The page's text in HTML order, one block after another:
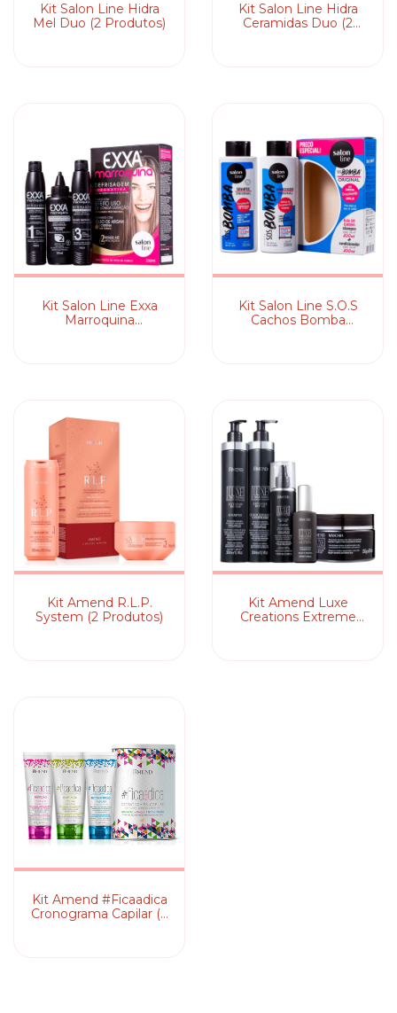
Kit Salon Line Hidra
Mel Duo (2 Produtos)
Kit Salon Line Hidra
Ceramidas Duo (2
Kit Salon Line Exxa
Marroquina
Kit Salon Line S.O.S
Cachos Bomba
Kit Amend R.L.P.
System (2 Produtos)
Kit Amend Luxe
Creations Extreme
Kit Amend #Ficaadica
Cronograma Capilar (3